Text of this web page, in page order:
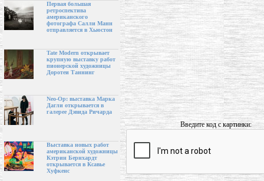
Первая большая
ретроспектива
американского
фотографа Салли Манн
отправляется в Хьюстон
Tate Modern открывает
крупную выставку работ
пионерской художницы
Доротеи Таннинг
Neo-Op: выставка Марка
Дагли открывается в
галерее Дэвида Ричарда
Выставка новых работ
американской художницы
Кэтрин Бернхардт
открывается в Ксавье
Хуфкенс
Введите код с картинки: